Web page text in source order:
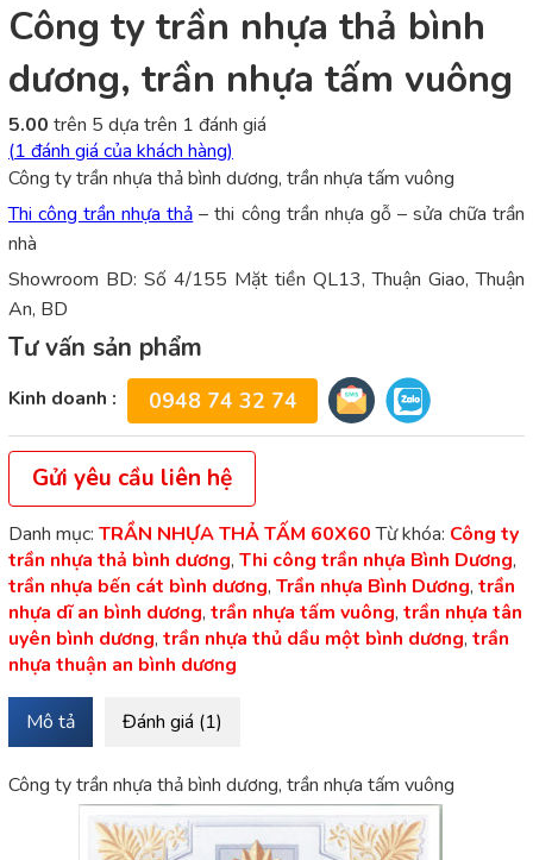
Công ty trần nhựa thả bình
dương, trần nhựa tấm vuông
5.00 trên 5 dựa trên 1 đánh giá
(1 đánh giá của khách hàng)
Công ty trần nhựa thả bình dương, trần nhựa tấm vuông
Thi công trần nhựa thả – thi công trần nhựa gỗ – sửa chữa trần
nhà
Showroom BD: Số 4/155 Mặt tiền QL13, Thuận Giao, Thuận
An, BD
Tư vấn sản phẩm
Kinh doanh : 0948 74 32 74
Gửi yêu cầu liên hệ
Danh mục: TRẦN NHỰA THẢ TẤM 60X60 Từ khóa: Công ty
trần nhựa thả bình dương, Thi công trần nhựa Bình Dương,
trần nhựa bến cát bình dương, Trần nhựa Bình Dương, trần
nhựa dĩ an bình dương, trần nhựa tấm vuông, trần nhựa tân
uyên bình dương, trần nhựa thủ dầu một bình dương, trần
nhựa thuận an bình dương
Mô tả Đánh giá (1)
Công ty trần nhựa thả bình dương, trần nhựa tấm vuông